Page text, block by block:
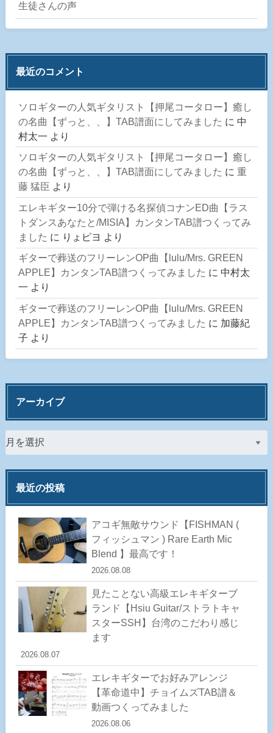
生徒さんの声
最近のコメント
ソロギターの人気ギタリスト【押尾コータロー】癒し
の名曲【ずっと、、】TAB譜面にしてみました に 中
村太一 より
ソロギターの人気ギタリスト【押尾コータロー】癒し
の名曲【ずっと、、】TAB譜面にしてみました に 重
藤 猛臣 より
エレキギター10分で弾ける名探偵コナンED曲【ラス
トダンスあなたと/MISIA】カンタンTAB譜つくってみ
ました に りょピヨ より
ギターで葬送のフリーレンOP曲【lulu/Mrs. GREEN
APPLE】カンタンTAB譜つくってみました に 中村太
一 より
ギターで葬送のフリーレンOP曲【lulu/Mrs. GREEN
APPLE】カンタンTAB譜つくってみました に 加藤紀
子 より
アーカイブ
最近の投稿
アコギ無敵サウンド【FISHMAN (
フィッシュマン ) Rare Earth Mic
Blend 】最高です！
2026.08.08
見たことない高級エレキギターブ
ランド【Hsiu Guitar/ストラトキャ
スターSSH】台湾のこだわり感じ
ます
2026.08.07
エレキギターでお好みアレンジ
【革命道中】チョイムズTAB譜＆
動画つくってみました
2026.08.06